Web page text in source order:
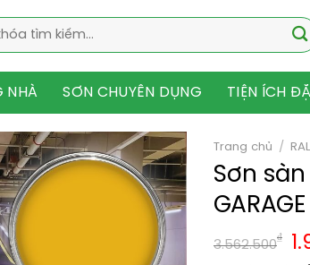
NHÀ SƠN CHUYÊN DỤNG TIỆN ÍCH
Trang chủ / RAL
Sơn
3.562.500
₫